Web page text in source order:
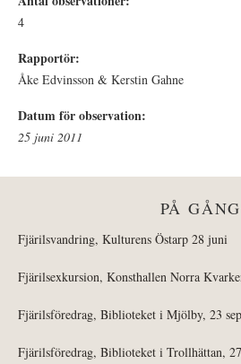
4
Rapportör:
Åke Edvinsson & Kerstin Gahne
Datum för observation:
25 juni 2011
PÅ GÅNG
Fjärilsvandring, Kulturens Östarp 28 juni
Fjärilsexkursion, Konsthallen Norra
Fjärilsföredrag, Biblioteket i Mjölby, 23
Fjärilsföredrag, Biblioteket i Trollhättan,